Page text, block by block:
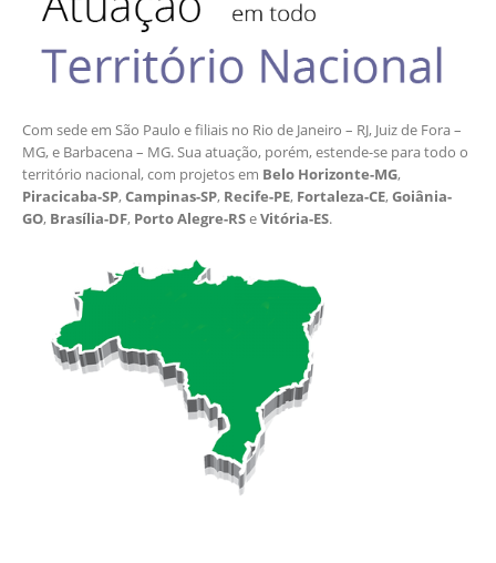
Com sede em São Paulo e filiais no Rio de Janeiro – RJ, Juiz de Fora –
MG, e Barbacena – MG. Sua atuação, porém, estende-se para todo o
território nacional, com projetos em Belo Horizonte-MG,
Piracicaba-SP,Campinas-SP, Recife-PE, Fortaleza-CE,Goiânia-
GO, Brasília-DF, Porto Alegre-RSeVitória-ES.